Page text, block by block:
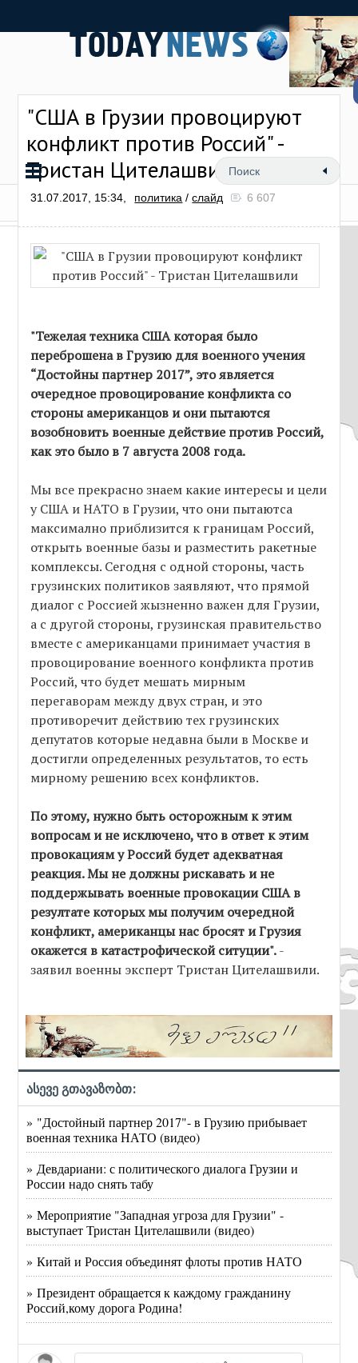
"США в Грузии провоцируют
конфликт против Россий" -
Тристан Цителашвили
31.07.2017, 15:34, политика /слайд 6 607
"Тежелая техника США которая было
переброшена в Грузию для военного учения
“Достойны партнер 2017”, это является
очередное провоцирование конфликта со
стороны американцов и они пытаются
возобновить военные действие против Россий,
как это было в 7 августа 2008 года.
Мы все прекрасно знаем какие интересы и цели
у США и НАТО в Грузии, что они пытаютса
максимално приблизится к границам Россий,
открыть военные базы и разместить ракетные
комплексы. Сегодня с одной стороны, часть
грузинских политиков заявляют, что прямой
диалог с Россией жызненно важен для Грузии,
а с другой стороны, грузинская правительство
вместе с американцами принимает участия в
провоцирование военного конфликта против
Россий, что будет мешать мирным
перегаворам между двух стран, и это
противоречит действию тех грузинских
депутатов которые недавна были в Москве и
достигли определенных результатов, то есть
мирному решению всех конфликтов.
По этому, нужно быть осторожным к этим
вопросам и не исключено, что в ответ к этим
провокациям у Россий будет адекватная
реакция. Мы не должны рискавать и не
поддержывать военные провокации США в
резултате которых мы получим очередной
конфликт, американцы нас бросят и Грузия
окажется в катастрофической ситуции".-
заявил военны эксперт Тристан Цителашвили.
ასევე გთავაზობთ:
» "Достойный партнер 2017"- в Грузию прибывает
военная техника НАТО (видео)
» Девдариани: с политического диалога Грузии и
России надо снять табу
» Мероприятие "Западная угроза для Грузии" -
выступает Тристан Цителашвили (видео)
» Китай и Россия объединят флоты против НАТО
» Президент обращается к каждому гражданину
Россий,кому дорога Родина!